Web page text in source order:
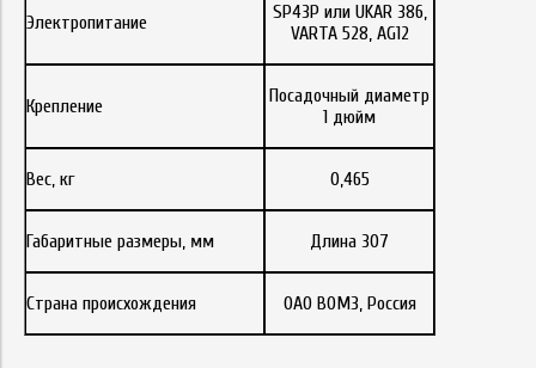
Электропитание
SP43P или UKAR 386,
VARTA 528, AG12
Крепление
Посадочный диаметр
1 дюйм
Вес, кг 0,465
Габаритные размеры, мм Длина 307
Страна происхождения ОАО ВОМЗ, Россия